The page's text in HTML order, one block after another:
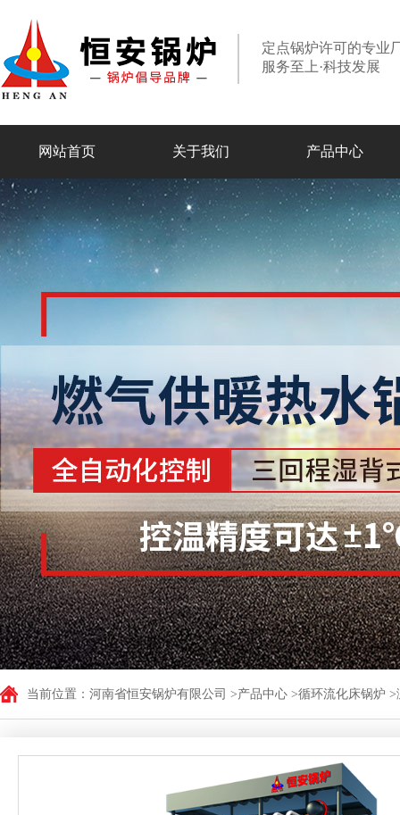
定点锅炉许可的专业
服务至上·科技发展
网站首页 关于我们
走进恒安
产品中心
燃油燃气锅炉
低氮型燃气蒸汽锅炉
WNSL型油气炉
CLSS型立式燃油（气）
燃气热风炉
LSS系列立式燃油(气
LSS贯流锅炉
CLHS型立式燃油燃气
WNS系列卧式燃油（气
CWNS系列燃油（气）卧
电加热锅炉
立式电加热热水锅炉
卧式电加热蒸汽锅炉
立式电加热蒸汽锅炉
卧式电加热热水锅炉
蒸汽发生器
生物质发生器
无烟浴暖锅炉
当前位置： 河南省恒安锅炉有限公司 >产品中心 >循环流化床锅炉 >